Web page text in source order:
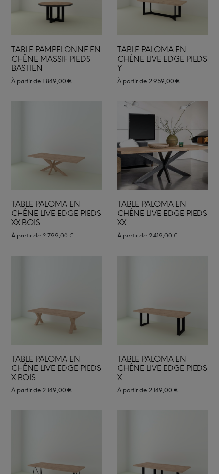
TABLE PAMPELONNE EN
CHÊNE MASSIF PIEDS
BASTIEN
À partir de 1 849,00 €
TABLE PALOMA EN
CHÊNE LIVE EDGE PIEDS
Y
À partir de 2 959,00 €
TABLE PALOMA EN
CHÊNE LIVE EDGE PIEDS
XX BOIS
À partir de 2 799,00 €
TABLE PALOMA EN
CHÊNE LIVE EDGE PIEDS
XX
À partir de 2 419,00 €
TABLE PALOMA EN
CHÊNE LIVE EDGE PIEDS
X BOIS
À partir de 2 149,00 €
TABLE PALOMA EN
CHÊNE LIVE EDGE PIEDS
X
À partir de 2 149,00 €